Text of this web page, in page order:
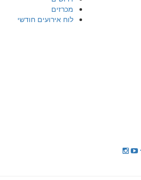
מכרזים
לוח אירועים חודשי